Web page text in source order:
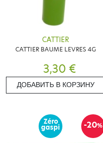
CATTIER
CATTIER BAUME LEVRES 4G
3,30 €
ДОБАВИТЬ В КОРЗИНУ
-20%
Zéro
gaspi